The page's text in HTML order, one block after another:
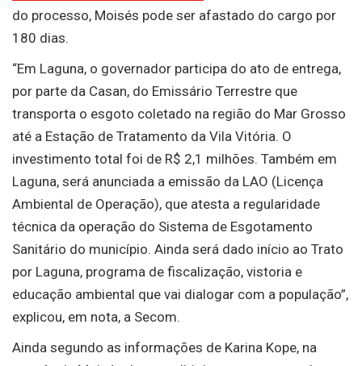
do processo, Moisés pode ser afastado do cargo por
180 dias.
“Em Laguna, o governador participa do ato de entrega,
por parte da Casan, do Emissário Terrestre que
transporta o esgoto coletado na região do Mar Grosso
até a Estação de Tratamento da Vila Vitória. O
investimento total foi de R$ 2,1 milhões. Também em
Laguna, será anunciada a emissão da LAO (Licença
Ambiental de Operação), que atesta a regularidade
técnica da operação do Sistema de Esgotamento
Sanitário do município. Ainda será dado início ao Trato
por Laguna, programa de fiscalização, vistoria e
educação ambiental que vai dialogar com a população”,
explicou, em nota, a Secom.
Ainda segundo as informações de Karina Kope, na